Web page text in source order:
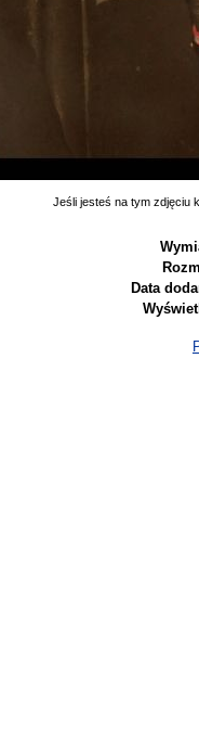
Jeśli jesteś na tym zdjęciu
Data